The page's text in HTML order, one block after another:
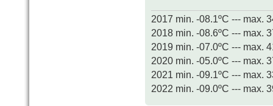
2017 min. -08.1ºC --- max.
2018 min. -08.6ºC --- max.
2019 min. -07.0ºC --- max.
2020 min. -05.0ºC --- max.
2021 min. -09.1ºC --- max.
2022 min. -09.0ºC --- max.